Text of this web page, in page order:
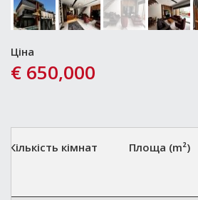
Ціна
€ 650,000
Кількість кімнат Площа (m²)